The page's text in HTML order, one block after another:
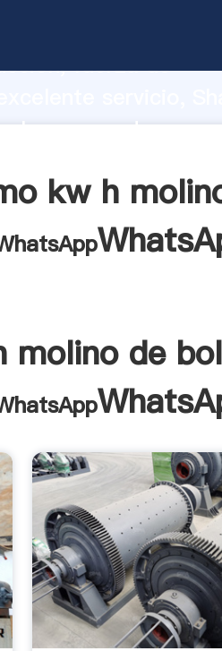
fuerza de
proveedor crea
kw h
molino de